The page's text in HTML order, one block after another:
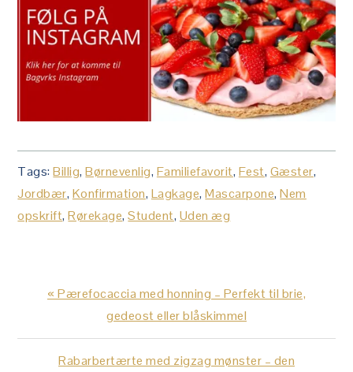
Tags:Billig,Børnevenlig, Familiefavorit, Fest, Gæster,
Jordbær, Konfirmation, Lagkage,Mascarpone,Nem
opskrift,Rørekage,Student, Uden æg
Previous
« Pærefocaccia med honning – Perfekt til brie,
gedeost eller blåskimmel
Next
Rabarbertærte med zigzag mønster – den